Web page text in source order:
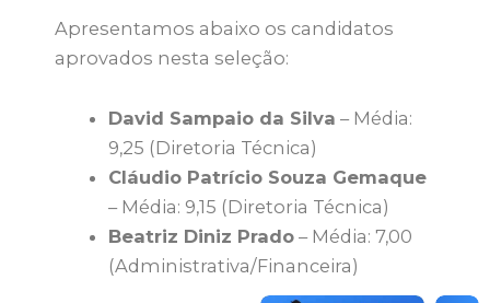
Apresentamos abaixo os candidatos
aprovados nesta seleção:
David Sampaio da Silva – Média:
9,25 (Diretoria Técnica)
Cláudio Patrício Souza Gemaque
– Média: 9,15 (Diretoria Técnica)
Beatriz Diniz Prado – Média: 7,00
(Administrativa/Financeira)